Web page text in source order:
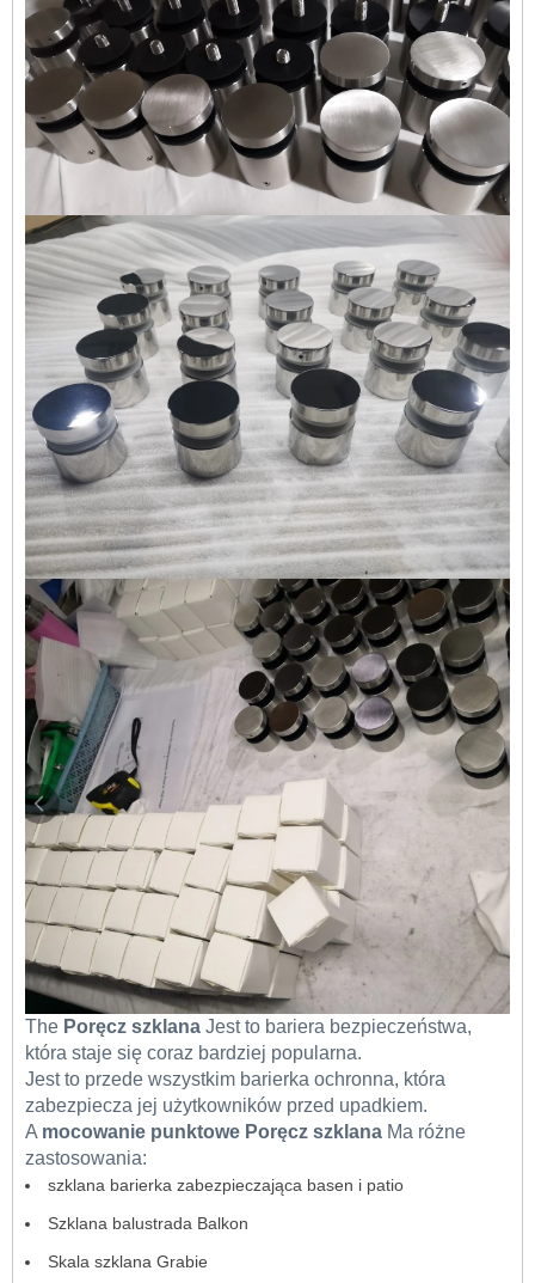
The Poręcz szklana Jest to bariera bezpieczeństwa,
która staje się coraz bardziej popularna.
Jest to przede wszystkim barierka ochronna, która
zabezpiecza jej użytkowników przed upadkiem.
A mocowanie punktowe Poręcz szklana Ma różne
zastosowania:
szklana barierka zabezpieczająca basen i patio
Szklana balustrada Balkon
Skala szklana Grabie